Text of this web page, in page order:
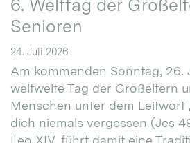
6. Welttag der
Senioren
24. Juli 2026
Am kommenden Sonntag, 26.
weltweite Tag der Großeltern
Menschen unter dem Leitwort
dich niemals vergessen (Jes